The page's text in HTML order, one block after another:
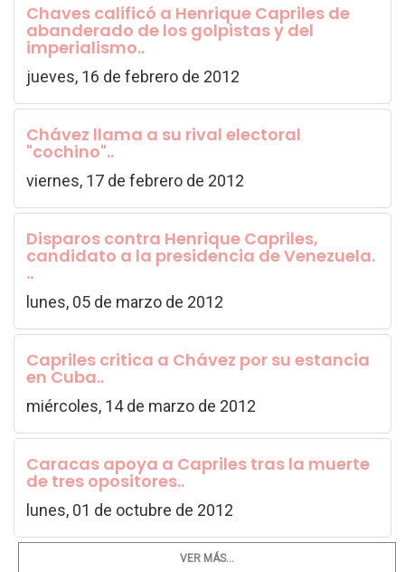
Chaves calificó a Henrique Capriles de
abanderado de los golpistas y del
imperialismo..
jueves, 16 de febrero de 2012
Chávez llama a su rival electoral
"cochino"..
viernes, 17 de febrero de 2012
Disparos contra Henrique Capriles,
candidato a la presidencia de Venezuela.
..
lunes, 05 de marzo de 2012
Capriles critica a Chávez por su estancia
en Cuba..
miércoles, 14 de marzo de 2012
Caracas apoya a Capriles tras la muerte
de tres opositores..
lunes, 01 de octubre de 2012
VER MÁS...